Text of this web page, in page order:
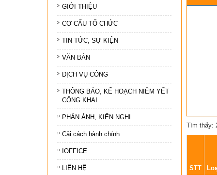
Tổ chức khác
Đảng ủy xã
Tìm thấy:
STT
GIỚI THIỆU
CƠ CẤU TỔ CHỨC
TIN TỨC, SỰ KIỆN
VĂN BẢN
DỊCH VỤ CÔNG
THÔNG BÁO, KẾ HOẠCH NIÊM YẾT
CÔNG KHAI
PHẢN ÁNH, KIẾN NGHỊ
Cải cách hành chính
IOFFICE
LIÊN HỆ